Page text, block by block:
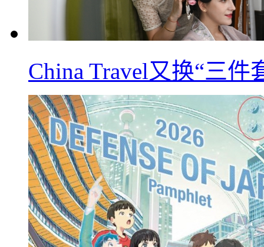
China Travel又换“三